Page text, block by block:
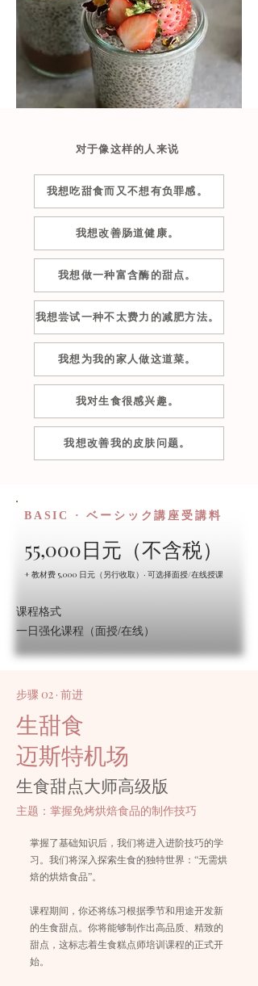
对于像这样的人来说
我想吃甜食而又不想有负罪感。
我想改善肠道健康。
我想做一种富含酶的甜点。
我想尝试一种不太费力的减肥方法。
我想为我的家人做这道菜。
我对生食很感兴趣。
我想改善我的皮肤问题。
BASIC · ベーシック講座受講料
55,000日元（不含税）
+ 教材费 5,000 日元（另行收取）· 可选择面授/在线授课
课程格式
一日强化课程（面授/在线）
步骤 02 · 前进
生甜食
迈斯特机场
生食甜点大师高级版
主题：掌握免烤烘焙食品的制作技巧
掌握了基础知识后，我们将进入进阶技巧的学
习。我们将深入探索生食的独特世界：“无需烘
焙的烘焙食品”。
课程期间，你还将练习根据季节和用途开发新
的生食甜点。你将能够制作出高品质、精致的
甜点，这标志着生食糕点师培训课程的正式开
始。